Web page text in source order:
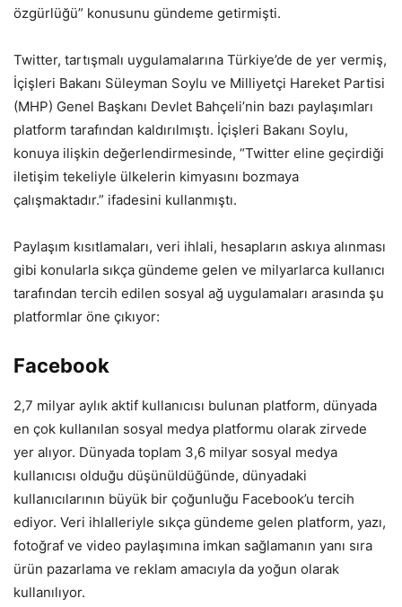
özgürlüğü” konusunu gündeme getirmişti.
Twitter, tartışmalı uygulamalarına Türkiye’de de yer vermiş,
İçişleri Bakanı Süleyman Soylu ve Milliyetçi Hareket Partisi
(MHP) Genel Başkanı Devlet Bahçeli’nin bazı paylaşımları
platform tarafından kaldırılmıştı. İçişleri Bakanı Soylu,
konuya ilişkin değerlendirmesinde, “Twitter eline geçirdiği
iletişim tekeliyle ülkelerin kimyasını bozmaya
çalışmaktadır.” ifadesini kullanmıştı.
Paylaşım kısıtlamaları, veri ihlali, hesapların askıya alınması
gibi konularla sıkça gündeme gelen ve milyarlarca kullanıcı
tarafından tercih edilen sosyal ağ uygulamaları arasında şu
platformlar öne çıkıyor:
Facebook
2,7 milyar aylık aktif kullanıcısı bulunan platform, dünyada
en çok kullanılan sosyal medya platformu olarak zirvede
yer alıyor. Dünyada toplam 3,6 milyar sosyal medya
kullanıcısı olduğu düşünüldüğünde, dünyadaki
kullanıcılarının büyük bir çoğunluğu Facebook’u tercih
ediyor. Veri ihlalleriyle sıkça gündeme gelen platform, yazı,
fotoğraf ve video paylaşımına imkan sağlamanın yanı sıra
ürün pazarlama ve reklam amacıyla da yoğun olarak
kullanılıyor.